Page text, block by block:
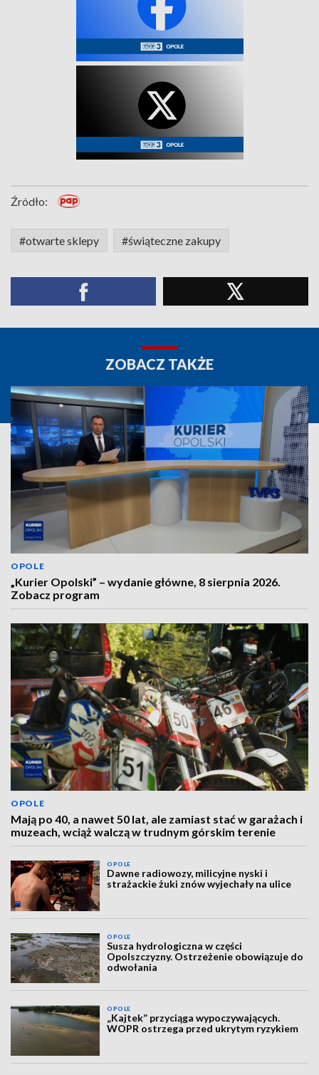
Źródło:
#otwarte sklepy #świąteczne zakupy
ZOBACZ TAKŻE
OPOLE
„Kurier Opolski” – wydanie główne, 8 sierpnia 2026.
Zobacz program
OPOLE
Mają po 40, a nawet 50 lat, ale zamiast stać w garażach i
muzeach, wciąż walczą w trudnym górskim terenie
OPOLE
Dawne radiowozy, milicyjne nyski i
strażackie żuki znów wyjechały na ulice
OPOLE
Susza hydrologiczna w części
Opolszczyzny. Ostrzeżenie obowiązuje do
odwołania
OPOLE
„Kajtek” przyciąga wypoczywających.
WOPR ostrzega przed ukrytym ryzykiem